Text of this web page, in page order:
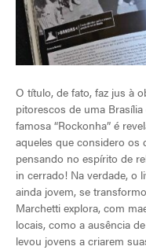
O título, de fato, faz jus à
pitorescos de uma
famosa “Rockonha” é
aqueles que considero os
pensando no espírito de
in cerrado! Na verdade, o
ainda jovem, se
Marchetti explora, com
locais, como a ausência
levou jovens a criarem